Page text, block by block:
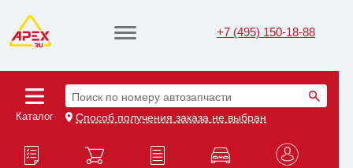
+7 (495) 150-18-88
Каталог
Поиск по номеру автозапчасти
Способ получения заказа не выбран